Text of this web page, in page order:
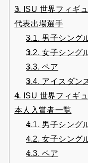
3.
ISU 世界フィギ
代表出場選手
3.1. 男子シング
3.2. 女子シング
3.3. ペア
3.4. アイスダン
4.
ISU 世界フィギ
本人入賞者一覧
4.1. 男子シング
4.2. 女子シング
4.3. ペア